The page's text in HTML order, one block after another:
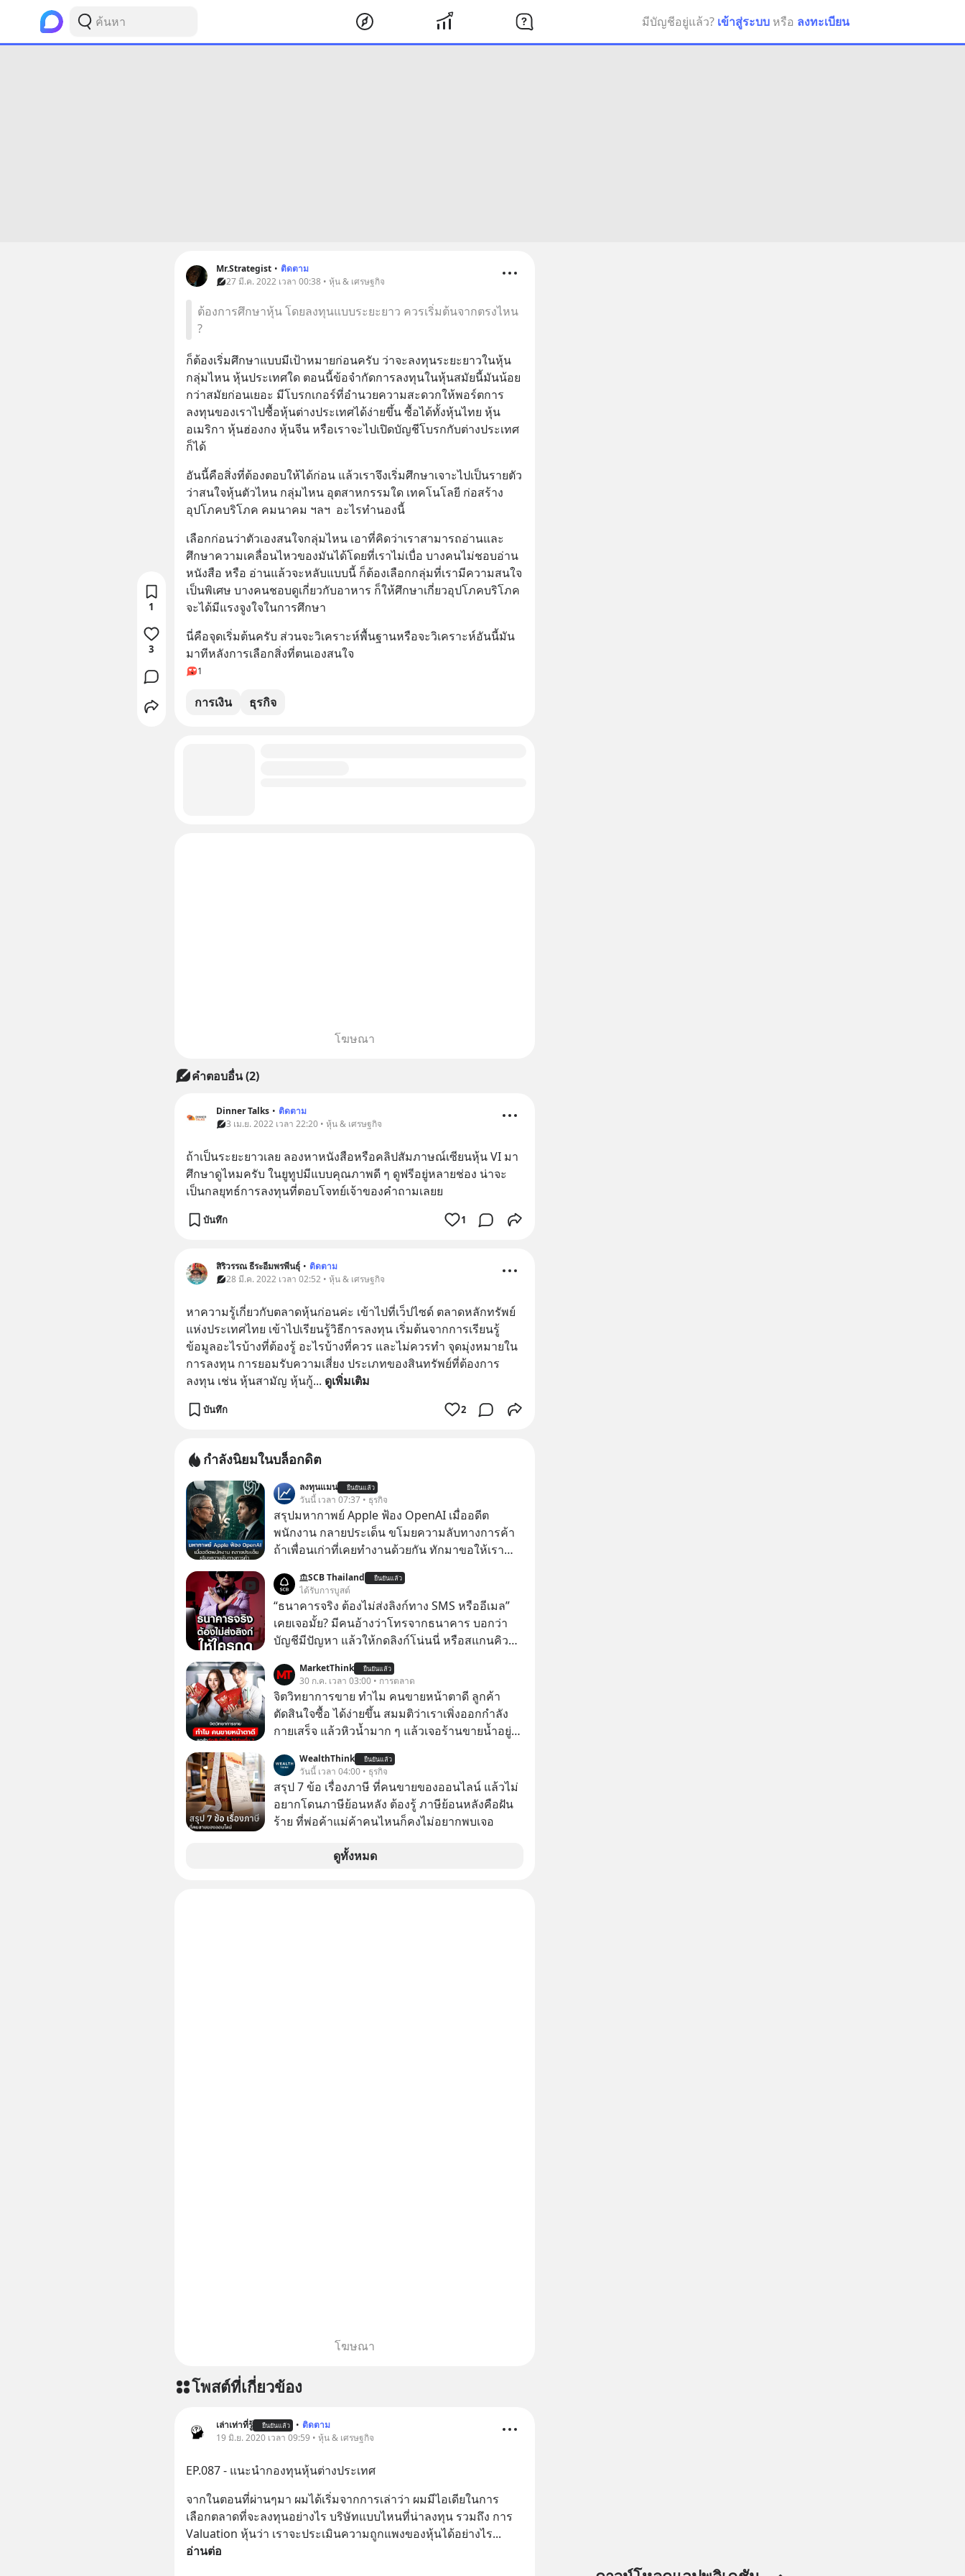
มีบัญชีอยู่แล้ว? เข้าสู่ระบบ หรือ ลงทะเบียน
Mr.Strategist • ติดตาม
27 มี.ค. 2022 เวลา 00:38 • หุ้น & เศรษฐกิจ
ต้องการศึกษาหุ้น โดยลงทุนแบบระยะยาว ควรเริ่มต้นจากตรงไหน
?
ก็ต้องเริ่มศึกษาแบบมีเป้าหมายก่อนครับ ว่าจะลงทุนระยะยาวในหุ้น
กลุ่มไหน หุ้นประเทศใด ตอนนี้ข้อจำกัดการลงทุนในหุ้นสมัยนี้มันน้อย
กว่าสมัยก่อนเยอะ มีโบรกเกอร์ที่อำนวยความสะดวกให้พอร์ตการ
ลงทุนของเราไปซื้อหุ้นต่างประเทศได้ง่ายขึ้น ซื้อได้ทั้งหุ้นไทย หุ้น
อเมริกา หุ้นฮ่องกง หุ้นจีน หรือเราจะไปเปิดบัญชีโบรกกับต่างประเทศ
ก็ได้
อันนี้คือสิ่งที่ต้องตอบให้ได้ก่อน แล้วเราจึงเริ่มศึกษาเจาะไปเป็นรายตัว
ว่าสนใจหุ้นตัวไหน กลุ่มไหน อุตสาหกรรมใด เทคโนโลยี ก่อสร้าง
อุปโภคบริโภค คมนาคม ฯลฯ  อะไรทำนองนี้
เลือกก่อนว่าตัวเองสนใจกลุ่มไหน เอาที่คิดว่าเราสามารถอ่านและ
ศึกษาความเคลื่อนไหวของมันได้โดยที่เราไม่เบื่อ บางคนไม่ชอบอ่าน
หนังสือ หรือ อ่านแล้วจะหลับแบบนี้ ก็ต้องเลือกกลุ่มที่เรามีความสนใจ
เป็นพิเศษ บางคนชอบดูเกี่ยวกับอาหาร ก็ให้ศึกษาเกี่ยวอุปโภคบริโภค
จะได้มีแรงจูงใจในการศึกษา
นี่คือจุดเริ่มต้นครับ ส่วนจะวิเคราะห์พื้นฐานหรือจะวิเคราะห์อันนี้มัน
มาทีหลังการเลือกสิ่งที่ตนเองสนใจ
1
การเงิน ธุรกิจ
1
3
โฆษณา
คำตอบอื่น(2)
Dinner Talks • ติดตาม
3 เม.ย. 2022 เวลา 22:20 • หุ้น & เศรษฐกิจ
ถ้าเป็นระยะยาวเลย ลองหาหนังสือหรือคลิปสัมภาษณ์เซียนหุ้น VI มา
ศึกษาดูไหมครับ ในยูทูปมีแบบคุณภาพดี ๆ ดูฟรีอยู่หลายช่อง น่าจะ
เป็นกลยุทธ์การลงทุนที่ตอบโจทย์เจ้าของคำถามเลยย
บันทึก 1
สิริวรรณ ธีระอีมพรพีนธุ์ • ติดตาม
28 มี.ค. 2022 เวลา 02:52 • หุ้น & เศรษฐกิจ
หาความรู้เกี่ยวกับตลาดหุ้นก่อนค่ะ เข้าไปที่เว็ปไซด์ ตลาดหลักทรัพย์
แห่งประเทศไทย เข้าไปเรียนรู้วิธีการลงทุน เริ่มต้นจากการเรียนรู้
ข้อมูลอะไรบ้างที่ต้องรู้ อะไรบ้างที่ควร และไม่ควรทำ จุดมุ่งหมายใน
การลงทุน การยอมรับความเสี่ยง ประเภทของสินทรัพย์ที่ต้องการ
ลงทุน เช่น หุ้นสามัญ หุ้นกู้... ดูเพิ่มเติม
บันทึก 2
กำลังนิยมในบล็อกดิต
ลงทุนแมน ยืนยันแล้ว
วันนี้ เวลา 07:37 • ธุรกิจ
สรุปมหากาพย์ Apple ฟ้อง OpenAI เมื่ออดีต
พนักงาน กลายประเด็น ขโมยความลับทางการค้า
ถ้าเพื่อนเก่าที่เคยทำงานด้วยกัน ทักมาขอให้เรา
เดียวกันSCB Thailand ยืนยันแล้ว
ได้รับการบูสต์
“ธนาคารจริง ต้องไม่ส่งลิงก์ทาง SMS หรืออีเมล”
เคยเจอมั้ย? มีคนอ้างว่าโทรจากธนาคาร บอกว่า
บัญชีมีปัญหา แล้วให้กดลิงก์โน่นนี่ หรือสแกนคิว
หลอกลวงในคราบความน่าเชื่อถือกันค่ะ #แก้เกม
กลโกง #ป้าเก๋าเล่ากลโกง #LivesSustainably #อยู่
อย่างยั่งยืน #CyberSecurity #ป้าเก๋า
#FraudEducation #FinancialLiteracy
MarketThink ยืนยันแล้ว
30 ก.ค. เวลา 03:00 • การตลาด
จิตวิทยาการขาย ทำไม คนขายหน้าตาดี ลูกค้า
ตัดสินใจซื้อ ได้ง่ายขึ้น สมมติว่าเราเพิ่งออกกำลัง
กายเสร็จ แล้วหิวน้ำมาก ๆ แล้วเจอร้านขายน้ำอยู่
WealthThink ยืนยันแล้ว
วันนี้ เวลา 04:00 • ธุรกิจ
สรุป 7 ข้อ เรื่องภาษี ที่คนขายของออนไลน์ แล้วไม่
อยากโดนภาษีย้อนหลัง ต้องรู้ ภาษีย้อนหลังคือฝัน
ร้าย ที่พ่อค้าแม่ค้าคนไหนก็คงไม่อยากพบเจอ
ดูทั้งหมด
โฆษณา
โพสต์ที่เกี่ยวข้อง
เล่าเท่าที่รู้ ยืนยันแล้ว • ติดตาม
19 มิ.ย. 2020 เวลา 09:59 • หุ้น & เศรษฐกิจ
EP.087 - แนะนำกองทุนหุ้นต่างประเทศ
จากในตอนที่ผ่านๆมา ผมได้เริ่มจากการเล่าว่า ผมมีไอเดียในการ
เลือกตลาดที่จะลงทุนอย่างไร บริษัทแบบไหนที่น่าลงทุน รวมถึง การ
Valuation หุ้นว่า เราจะประเมินความถูกแพงของหุ้นได้อย่างไร
อ่านต่อ